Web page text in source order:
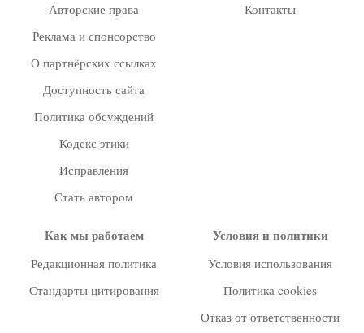
Авторские права
Реклама и спонсорство
О партнёрских ссылках
Доступность сайта
Политика обсуждений
Кодекс этики
Исправления
Стать автором
Контакты
Как мы работаем
Редакционная политика
Стандарты цитирования
Условия и политики
Условия использования
Политика cookies
Отказ от ответственности